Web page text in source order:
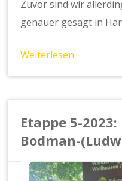
Zuvor sind wir
genauer gesagt in
Weiterlesen
Etappe 5-
Bodman-